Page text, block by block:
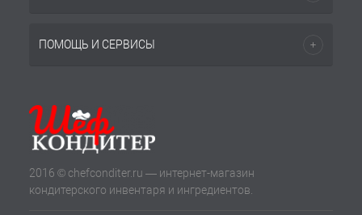
ПОМОЩЬ И СЕРВИСЫ
2016 © chefconditer.ru — интернет-магазин
кондитерского инвентаря и ингредиентов.